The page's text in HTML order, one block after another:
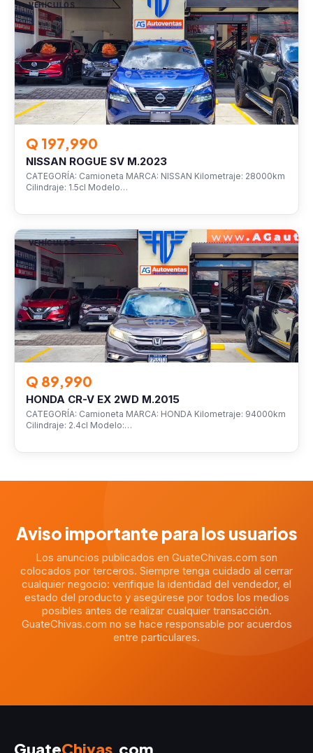
VEHÍCULOS
Q 197,990
NISSAN ROGUE SV M.2023
CATEGORÍA: Camioneta MARCA: NISSAN Kilometraje: 28000km
Cilindraje: 1.5cl Modelo…
VEHÍCULOS
Q 89,990
HONDA CR-V EX 2WD M.2015
CATEGORÍA: Camioneta MARCA: HONDA Kilometraje: 94000km
Cilindraje: 2.4cl Modelo:…
Aviso importante para los usuarios
Los anuncios publicados en GuateChivas.com son
colocados por terceros. Siempre tenga cuidado al cerrar
cualquier negocio: verifique la identidad del vendedor, el
estado del producto y asegúrese por todos los medios
posibles antes de realizar cualquier transacción.
GuateChivas.com no se hace responsable por acuerdos
entre particulares.
GuateChivas .com